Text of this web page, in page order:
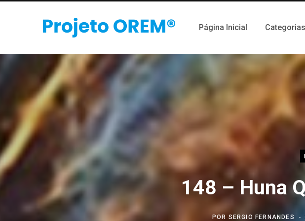
Página Inicial Categorias
148 – Huna
POR SERGIO FERNANDES